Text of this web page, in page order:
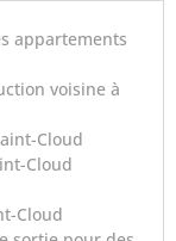
appartements
voisine à
Cloud
Cloud
Cloud